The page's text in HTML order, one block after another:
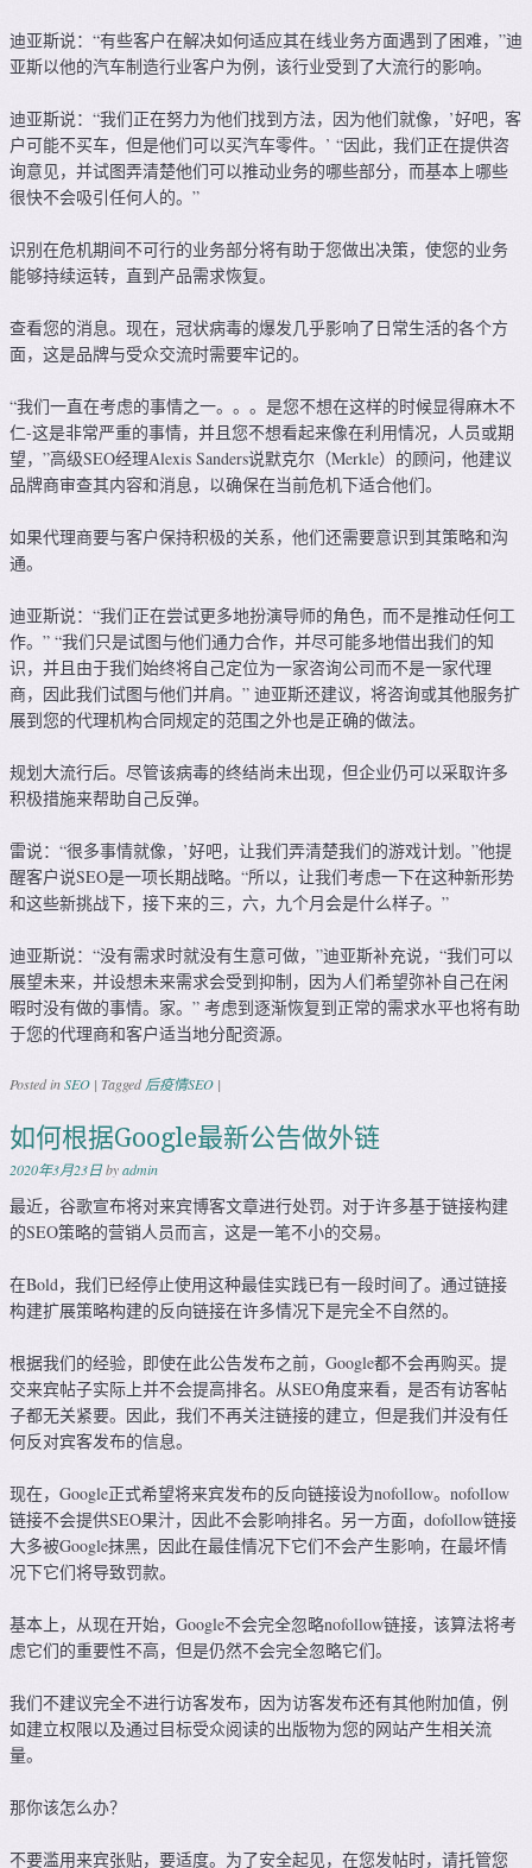
迪亚斯说：“有些客户在解决如何适应其在线业务方面遇到了困难，”迪
亚斯以他的汽车制造行业客户为例，该行业受到了大流行的影响。
迪亚斯说：“我们正在努力为他们找到方法，因为他们就像，’好吧，客
户可能不买车，但是他们可以买汽车零件。’ “因此，我们正在提供咨
询意见，并试图弄清楚他们可以推动业务的哪些部分，而基本上哪些
很快不会吸引任何人的。”
识别在危机期间不可行的业务部分将有助于您做出决策，使您的业务
能够持续运转，直到产品需求恢复。
查看您的消息。现在，冠状病毒的爆发几乎影响了日常生活的各个方
面，这是品牌与受众交流时需要牢记的。
“我们一直在考虑的事情之一。。。是您不想在这样的时候显得麻木不
仁-这是非常严重的事情，并且您不想看起来像在利用情况，人员或期
望，”高级SEO经理Alexis Sanders说默克尔（Merkle）的顾问，他建议
品牌商审查其内容和消息，以确保在当前危机下适合他们。
如果代理商要与客户保持积极的关系，他们还需要意识到其策略和沟
通。
迪亚斯说：“我们正在尝试更多地扮演导师的角色，而不是推动任何工
作。” “我们只是试图与他们通力合作，并尽可能多地借出我们的知
识，并且由于我们始终将自己定位为一家咨询公司而不是一家代理
商，因此我们试图与他们并肩。” 迪亚斯还建议，将咨询或其他服务扩
展到您的代理机构合同规定的范围之外也是正确的做法。
规划大流行后。尽管该病毒的终结尚未出现，但企业仍可以采取许多
积极措施来帮助自己反弹。
雷说：“很多事情就像，’好吧，让我们弄清楚我们的游戏计划。”他提
醒客户说SEO是一项长期战略。“所以，让我们考虑一下在这种新形势
和这些新挑战下，接下来的三，六，九个月会是什么样子。”
迪亚斯说：“没有需求时就没有生意可做，”迪亚斯补充说，“我们可以
展望未来，并设想未来需求会受到抑制，因为人们希望弥补自己在闲
暇时没有做的事情。家。” 考虑到逐渐恢复到正常的需求水平也将有助
于您的代理商和客户适当地分配资源。
Posted inSEO | Tagged后疫情SEO |
如何根据Google最新公告做外链
2020年3月23日byadmin
最近，谷歌宣布将对来宾博客文章进行处罚。对于许多基于链接构建
的SEO策略的营销人员而言，这是一笔不小的交易。
在Bold，我们已经停止使用这种最佳实践已有一段时间了。通过链接
构建扩展策略构建的反向链接在许多情况下是完全不自然的。
根据我们的经验，即使在此公告发布之前，Google都不会再购买。提
交来宾帖子实际上并不会提高排名。从SEO角度来看，是否有访客帖
子都无关紧要。因此，我们不再关注链接的建立，但是我们并没有任
何反对宾客发布的信息。
现在，Google正式希望将来宾发布的反向链接设为nofollow。nofollow
链接不会提供SEO果汁，因此不会影响排名。另一方面，dofollow链接
大多被Google抹黑，因此在最佳情况下它们不会产生影响，在最坏情
况下它们将导致罚款。
基本上，从现在开始，Google不会完全忽略nofollow链接，该算法将考
虑它们的重要性不高，但是仍然不会完全忽略它们。
我们不建议完全不进行访客发布，因为访客发布还有其他附加值，例
如建立权限以及通过目标受众阅读的出版物为您的网站产生相关流
量。
那你该怎么办？
不要滥用来宾张贴，要适度。为了安全起见，在您发帖时，请托管您